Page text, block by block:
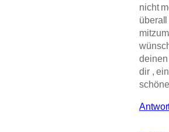
nicht
überall
deinen
dir ,